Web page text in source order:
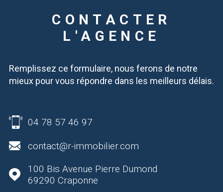
CONTACTER
L'AGENCE
Remplissez ce formulaire, nous ferons de notre
mieux pour vous répondre dans les meilleurs délais.
04 78 57 46 97
contact@r-immobilier.com
100 Bis Avenue Pierre Dumond
69290
Craponne